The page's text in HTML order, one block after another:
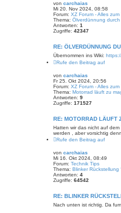
von carchaias
Mi 20. Nov 2024, 08:58
Forum: XZ Forum - Alles
Thema: Ölverdünnung
Antworten: 1
Zugriffe: 42347
RE: ÖLVERDÜNNUNG
Übernommen ins Wiki:
Rufe den Beitrag auf
von carchaias
Fr 25. Okt 2024, 20:56
Forum: XZ Forum - Alles
Thema: Motorrad läuft zu
Antworten: 9
Zugriffe: 171527
RE: MOTORRAD LÄUFT
Hatten wir das nicht auf
werden , aber vorsichtig
Rufe den Beitrag auf
von carchaias
Mi 16. Okt 2024, 08:49
Forum: Technik Tips
Thema: Blinker Rückstellung
Antworten: 4
Zugriffe: 64542
RE: BLINKER
Nach unten ist richtig. Da